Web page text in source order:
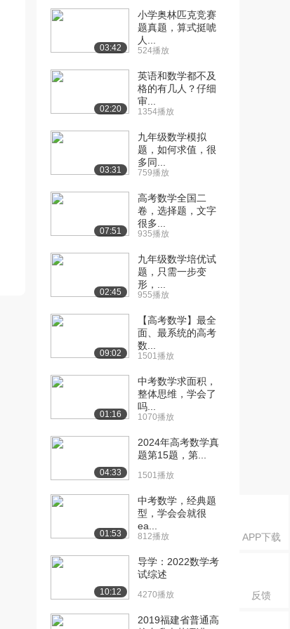
APP下载
反馈
[10] 2015年数学一考研题
909播放
13:07
[11] 2015年数学一考研题
13:14
[12] 2015年数学一考研题
13:10
[13] 2015年数学二考研题
评讲(1)（...
评讲(1)（...
评讲(1)（...
[16] 2015年数学二考研题
评讲(2)（...
1320播放
[17] 2015年数学二考研题
1178播放
[18] 2015年数学二考研题
1188播放
[19] 2015年数学二考研题
1153播放
[20] 2015年数学二考研题
评讲(3)（...
609播放
03:42
小学奥林匹克竞赛
题真题，算式挺唬
人...
524播放
02:20
英语和数学都不及
格的有几人？仔细
审...
1354播放
03:31
九年级数学模拟
题，如何求值，很
多同...
759播放
07:51
高考数学全国二
卷，选择题，文字
很多...
935播放
02:45
九年级数学培优试
题，只需一步变
形，...
955播放
09:02
【高考数学】最全
面、最系统的高考
数...
1501播放
01:16
中考数学求面积，
整体思维，学会了
吗...
1070播放
04:33
2024年高考数学真
题第15题，第...
1501播放
01:53
中考数学，经典题
型，学会会就很
ea...
812播放
10:12
导学：2022数学考
试综述
4270播放
2019福建省普通高